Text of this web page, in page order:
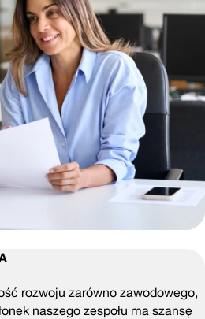
rozwoju zarówno zawodowego,
naszego zespołu ma szansę